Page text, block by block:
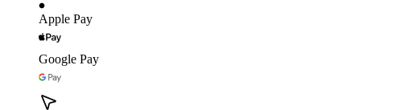
Apple Pay
Google Pay